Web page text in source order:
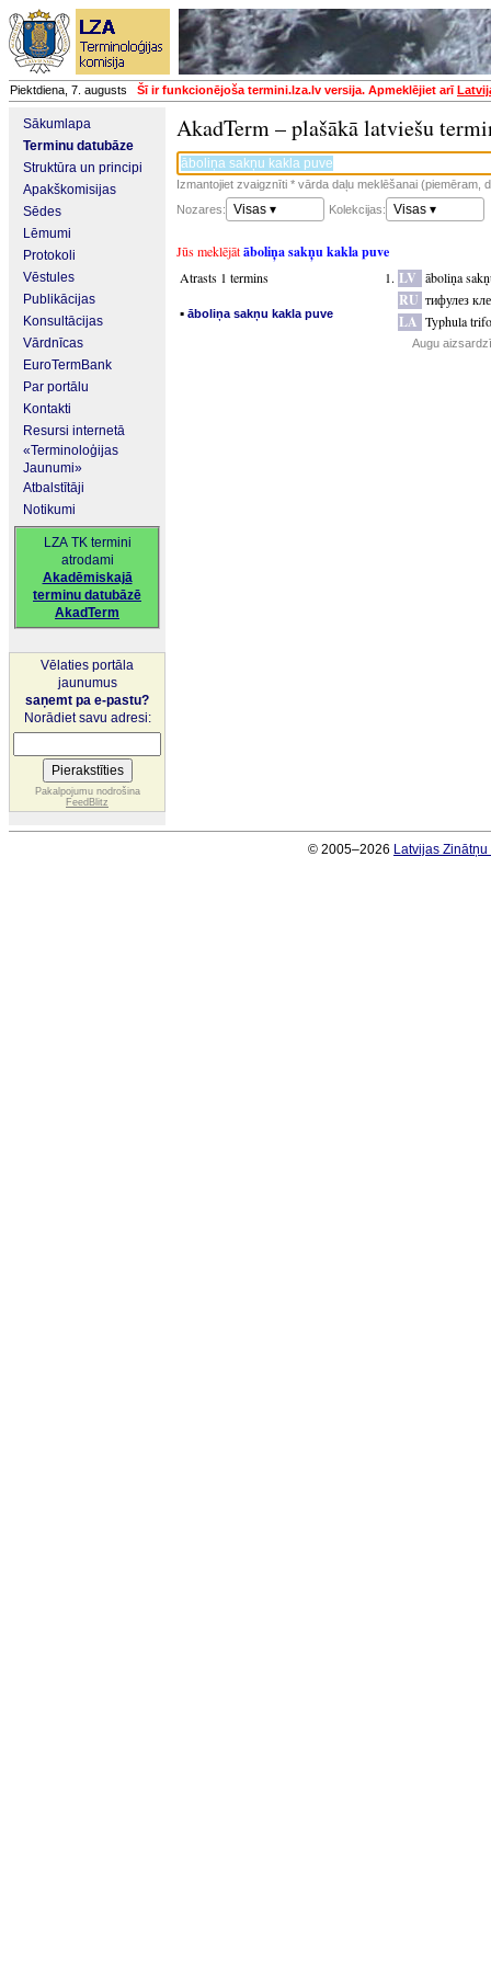
Piektdiena, 7. augusts Šī ir funkcionējoša termini.lza.lv versija. Apmeklējiet arī
Sākumlapa
Terminu datubāze
Struktūra un principi
Apakškomisijas
Sēdes
Lēmumi
Protokoli
Vēstules
Publikācijas
Konsultācijas
Vārdnīcas
EuroTermBank
Par portālu
Kontakti
Resursi internetā
«Terminoloģijas
Jaunumi»
Atbalstītāji
Notikumi
LZA TK termini
atrodami
Akadēmiskajā
terminu datubāzē
AkadTerm
Vēlaties portāla
jaunumus
saņemt pa e-pastu?
Norādiet savu adresi:
Pakalpojumu nodrošina
FeedBlitz
AkadTerm – plašākā latviešu
Izmantojiet zvaigznīti * vārda daļu meklēšanai (piemēram,
Nozares:
Visas ▾ Kolekcijas: Visas ▾
Jūs meklējātāboliņa sakņu kakla puve
Atrasts 1 termins
▪ āboliņa sakņu kakla puve
LV āboliņa
RU тифулез
LA Typhula
Augu
© 2005–2026 Latvijas